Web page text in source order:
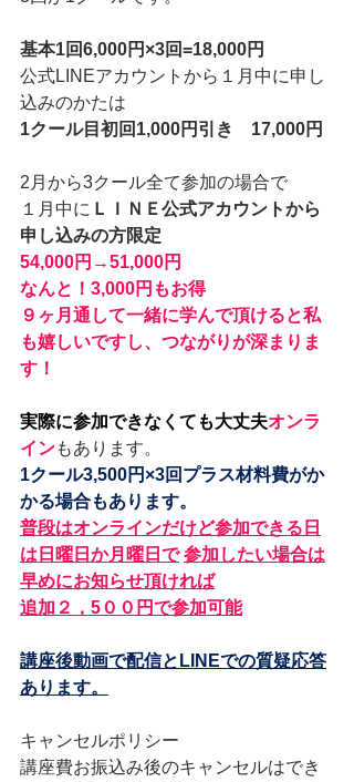
基本1回6,000円×3回=18,000円
公式LINEアカウントから１月中に申し
込みのかたは
1クール目初回1,000円引き　17,000円
2月から3クール全て参加の場合で
１月中に ＬＩＮＥ公式アカウントから
申し込みの方限定
54,000円→51,000円
なんと！3,000円もお得
９ヶ月通して一緒に学んで頂けると私
も嬉しいですし、つながりが深まりま
す！
実際に参加できなくても大丈夫オンラ
インもあります。
1クール3,500円×3回プラス材料費がか
かる場合もあります。
普段はオンラインだけど参加できる日
は日曜日か月曜日で 参加したい場合は
早めにお知らせ頂ければ
追加２，5００円で参加可能
講座後動画で配信とLINEでの質疑応答
あります。
キャンセルポリシー
講座費お振込み後のキャンセルはでき